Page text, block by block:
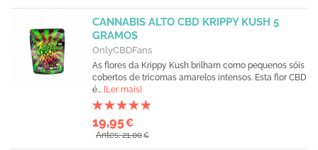
CANNABIS ALTO CBD KRIPPY KUSH 5
GRAMOS
OnlyCBDFans
As flores da Krippy Kush brilham como pequenos sóis
cobertos de tricomas amarelos intensos. Esta flor CBD
é... [Ler mais]
19,95€
Antes: 21,00€